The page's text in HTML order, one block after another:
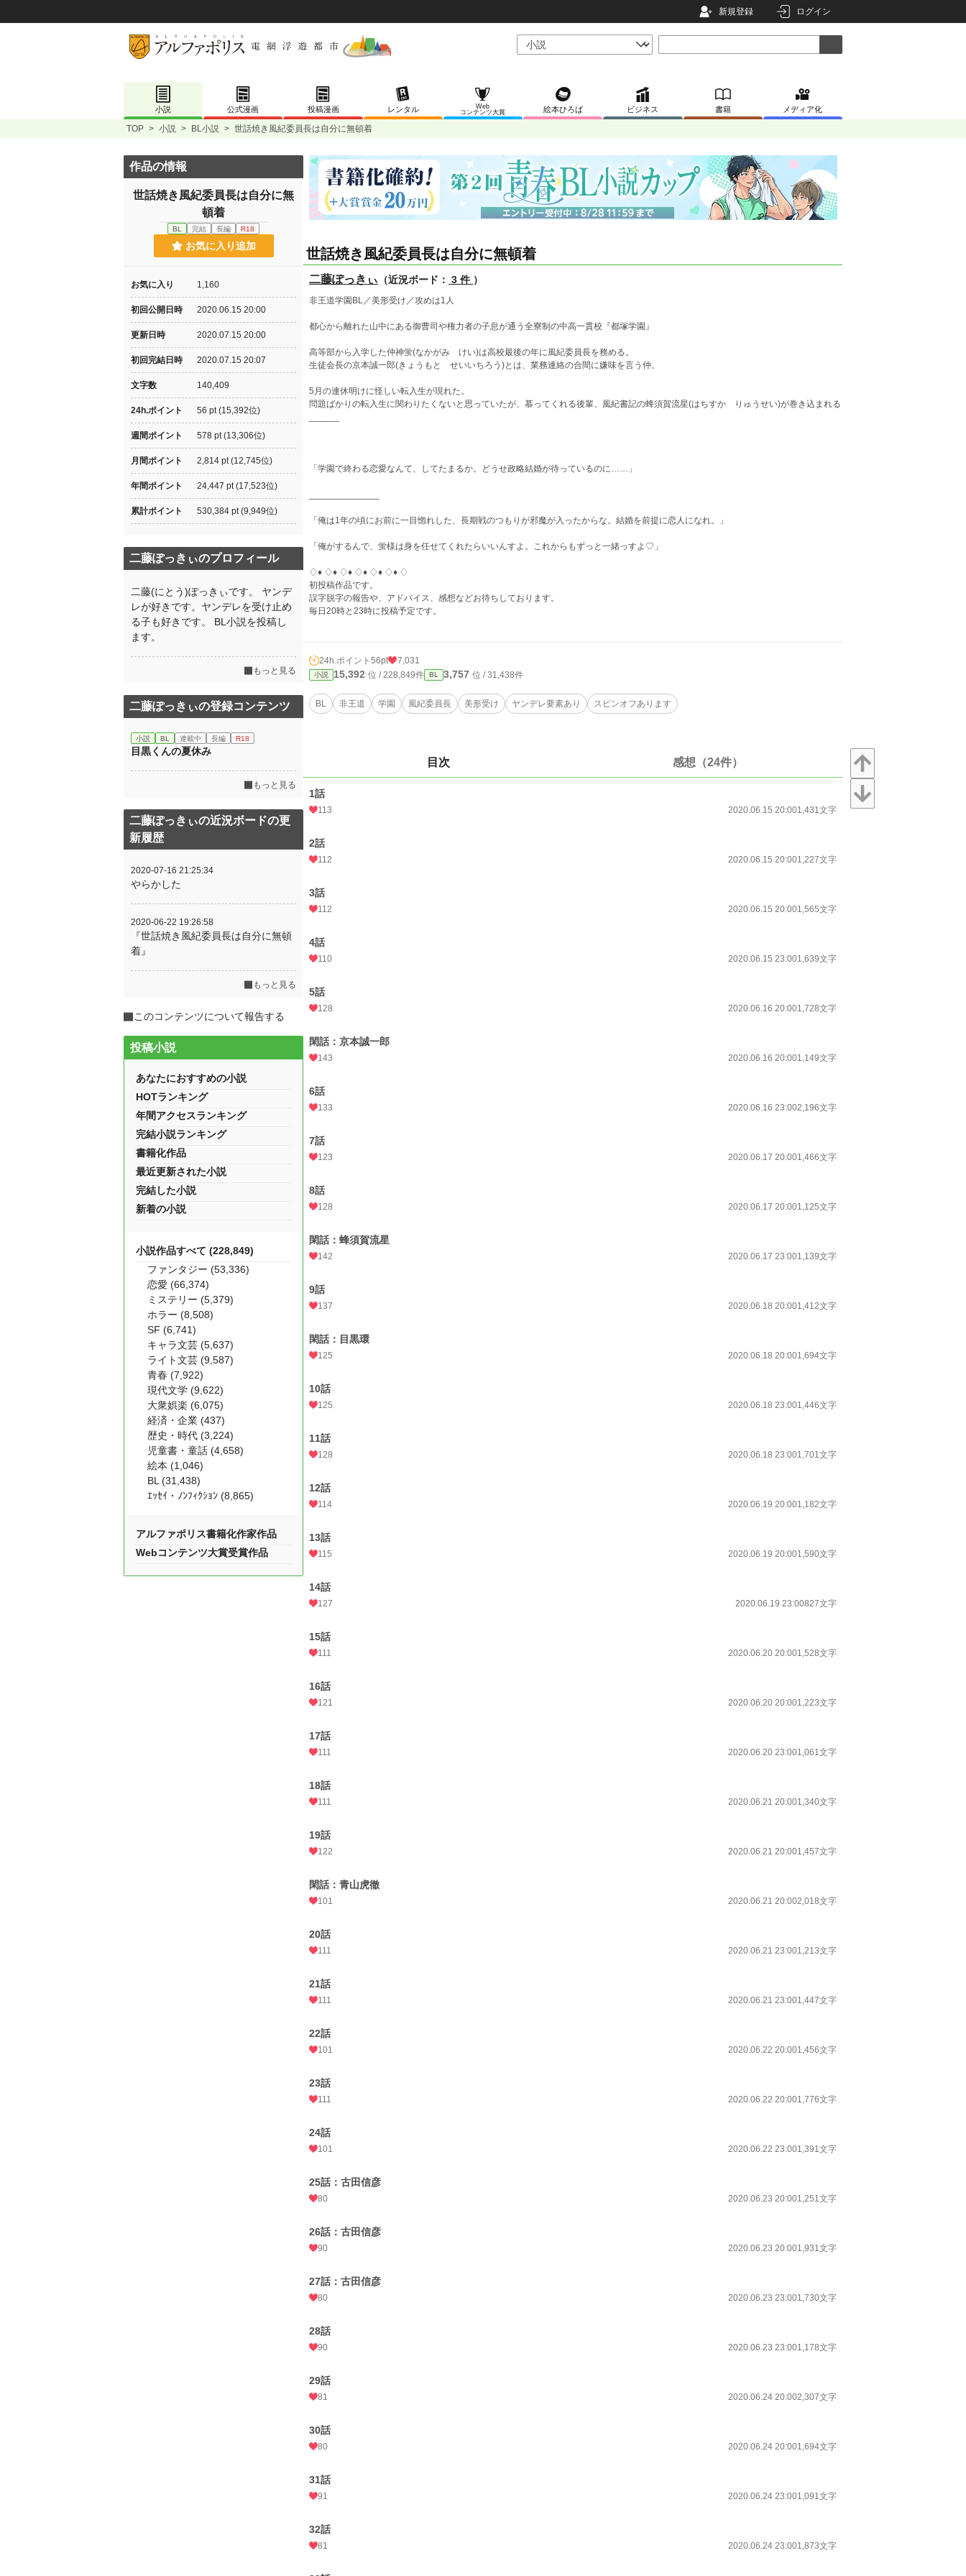
新規登録 ログイン
小説 公式漫画 投稿漫画 レンタル
Web
コンテンツ大賞
絵本ひろば ビジネス 書籍 メディア化
TOP > 小説 > BL小説 > 世話焼き風紀委員長は自分に無頓着
世話焼き風紀委員長は自分に無頓着
二藤ぽっきぃ （近況ボード： 3 件 ）
非王道学園BL／美形受け／攻めは1人
都心から離れた山中にある御曹司や権力者の子息が通う全寮制の中高一貫校『都塚学園』
高等部から入学した仲神蛍(なかがみ けい)は高校最後の年に風紀委員長を務める。
生徒会長の京本誠一郎(きょうもと せいいちろう)とは、業務連絡の合間に嫌味を言う仲。
5月の連休明けに怪しい転入生が現れた。
問題ばかりの転入生に関わりたくないと思っていたが、慕ってくれる後輩、風紀書記の蜂須賀流星(はちすか りゅうせい)が巻き込まれる
「学園で終わる恋愛なんて、してたまるか。どうせ政略結婚が待っているのに……」
「俺は1年の頃にお前に一目惚れした、長期戦のつもりが邪魔が入ったからな。結婚を前提に恋人になれ。」
「俺がするんで、蛍様は身を任せてくれたらいいんすよ。これからもずっと一緒っすよ♡」
♢♦︎ ♢♦︎ ♢♦︎ ♢♦︎ ♢♦︎ ♢♦︎ ♢
初投稿作品です。
誤字脱字の報告や、アドバイス、感想などお待ちしております。
毎日20時と23時に投稿予定です。
24h.ポイント 56pt 7,031
小説 15,392 位 / 228,849件 BL 3,757 位 / 31,438件
BL 非王道 学園 風紀委員長 美形受け ヤンデレ要素あり スピンオフあります
目次 感想（24件）
1話
113 2020.06.15 20:001,431文字
2話
112 2020.06.15 20:001,227文字
3話
112 2020.06.15 20:001,565文字
4話
110 2020.06.15 23:001,639文字
5話
128 2020.06.16 20:001,728文字
閑話：京本誠一郎
143 2020.06.16 20:001,149文字
6話
133 2020.06.16 23:002,196文字
7話
123 2020.06.17 20:001,466文字
8話
128 2020.06.17 20:001,125文字
閑話：蜂須賀流星
142 2020.06.17 23:001,139文字
9話
137 2020.06.18 20:001,412文字
閑話：目黒環
125 2020.06.18 20:001,694文字
10話
125 2020.06.18 23:001,446文字
11話
128 2020.06.18 23:001,701文字
12話
114 2020.06.19 20:001,182文字
13話
115 2020.06.19 20:001,590文字
14話
127 2020.06.19 23:00827文字
15話
111 2020.06.20 20:001,528文字
16話
121 2020.06.20 20:001,223文字
17話
111 2020.06.20 23:001,061文字
18話
111 2020.06.21 20:001,340文字
19話
122 2020.06.21 20:001,457文字
閑話：青山虎徹
101 2020.06.21 20:002,018文字
20話
111 2020.06.21 23:001,213文字
21話
111 2020.06.21 23:001,447文字
22話
101 2020.06.22 20:001,456文字
23話
111 2020.06.22 20:001,776文字
24話
101 2020.06.22 23:001,391文字
25話：古田信彦
80 2020.06.23 20:001,251文字
26話：古田信彦
90 2020.06.23 20:001,931文字
27話：古田信彦
80 2020.06.23 23:001,730文字
28話
90 2020.06.23 23:001,178文字
29話
81 2020.06.24 20:002,307文字
30話
80 2020.06.24 20:001,694文字
31話
91 2020.06.24 23:001,091文字
32話
81 2020.06.24 23:001,873文字
作品の情報
世話焼き風紀委員長は自分に無
頓着
BL 完結 長編 R18
お気に入り追加
お気に入り 1,160
初回公開日時 2020.06.15 20:00
更新日時 2020.07.15 20:00
初回完結日時 2020.07.15 20:07
文字数 140,409
24h.ポイント 56 pt (15,392位)
週間ポイント 578 pt (13,306位)
月間ポイント 2,814 pt (12,745位)
年間ポイント 24,447 pt (17,523位)
累計ポイント 530,384 pt (9,949位)
二藤ぽっきぃのプロフィール
二藤(にとう)ぽっきぃです。 ヤンデ
レが好きです。ヤンデレを受け止め
る子も好きです。 BL小説を投稿し
ます。
もっと見る
二藤ぽっきぃの登録コンテンツ
小説 BL 連載中 長編 R18
目黒くんの夏休み
もっと見る
二藤ぽっきぃの近況ボードの更
新履歴
2020-07-16 21:25:34
やらかした
2020-06-22 19:26:58
『世話焼き風紀委員長は自分に無頓
着』
もっと見る
このコンテンツについて報告する
投稿小説
あなたにおすすめの小説
HOTランキング
年間アクセスランキング
完結小説ランキング
書籍化作品
最近更新された小説
完結した小説
新着の小説
小説作品すべて (228,849)
ファンタジー (53,336)
恋愛 (66,374)
ミステリー (5,379)
ホラー (8,508)
SF (6,741)
キャラ文芸 (5,637)
ライト文芸 (9,587)
青春 (7,922)
現代文学 (9,622)
大衆娯楽 (6,075)
経済・企業 (437)
歴史・時代 (3,224)
児童書・童話 (4,658)
絵本 (1,046)
BL (31,438)
ｴｯｾｲ・ﾉﾝﾌｨｸｼｮﾝ (8,865)
アルファポリス書籍化作家作品
Webコンテンツ大賞受賞作品